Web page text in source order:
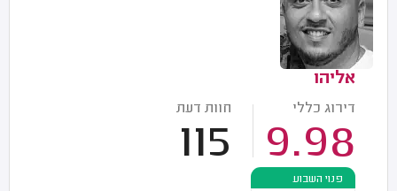
אליהו
דירוג כללי
9.98
חוות דעת
115
פנוי השבוע